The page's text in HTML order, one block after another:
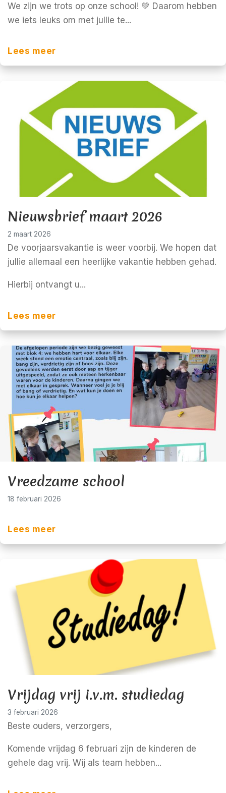
We zijn we trots op onze school! 💚 Daarom hebben
we iets leuks om met jullie te...
Lees meer
Nieuwsbrief maart 2026
2 maart 2026
De voorjaarsvakantie is weer voorbij. We hopen dat
jullie allemaal een heerlijke vakantie hebben gehad.
Hierbij ontvangt u...
Lees meer
Vreedzame school
18 februari 2026
Lees meer
Vrijdag vrij i.v.m. studiedag
3 februari 2026
Beste ouders, verzorgers,
Komende vrijdag 6 februari zijn de kinderen de
gehele dag vrij. Wij als team hebben...